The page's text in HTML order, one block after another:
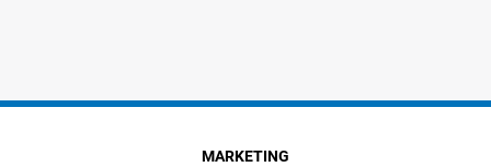
MARKETING